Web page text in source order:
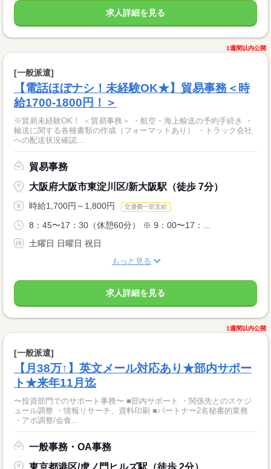
求人詳細を見る
1週間以内公開
[一般派遣]
【電話ほぼナシ！未経験OK★】貿易事務＜時
給1700-1800円！＞
※貿易未経験OK！ ＜貿易事務＞ ・航空・海上輸送の予約手続き ・
輸送に関する各種書類の作成（フォーマットあり） ・トラック会社
への配送状況確認...
貿易事務
大阪府大阪市東淀川区/新大阪駅（徒歩 7分）
時給1,700円～1,800円 交通費一部支給
8：45〜17：30（休憩60分） ※ 9：00〜17：...
土曜日 日曜日 祝日
もっと見る
求人詳細を見る
1週間以内公開
[一般派遣]
【月38万↑】英文メール対応あり★部内サポー
ト★来年11月迄
〜投資部門でのサポート事務〜 ■部内サポート ・関係先とのスケジ
ュール調整 ・情報リサーチ、資料印刷 ■パートナー2名秘書的業務
・アポ調整/会食...
一般事務・OA事務
東京都港区/虎ノ門ヒルズ駅（徒歩 2分）